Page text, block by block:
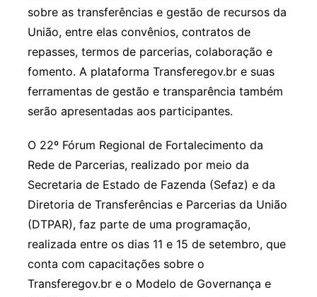
sobre as transferências e gestão de recursos da
União, entre elas convênios, contratos de
repasses, termos de parcerias, colaboração e
fomento. A plataforma Transferegov.br e suas
ferramentas de gestão e transparência também
serão apresentadas aos participantes.
O 22º Fórum Regional de Fortalecimento da
Rede de Parcerias, realizado por meio da
Secretaria de Estado de Fazenda (Sefaz) e da
Diretoria de Transferências e Parcerias da União
(DTPAR), faz parte de uma programação,
realizada entre os dias 11 e 15 de setembro, que
conta com capacitações sobre o
Transferegov.br e o Modelo de Governança e